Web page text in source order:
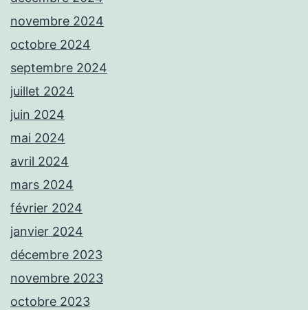
novembre 2024
octobre 2024
septembre 2024
juillet 2024
juin 2024
mai 2024
avril 2024
mars 2024
février 2024
janvier 2024
décembre 2023
novembre 2023
octobre 2023